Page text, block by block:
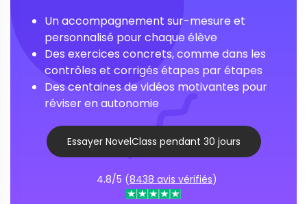
Un accompagnement sur-mesure et
personnalisé pour chaque élève
Des exercices concrets, comme dans les
contrôles et corrigés étapes par étapes
Des centaines de vidéos motivantes pour
réviser en autonomie
Essayer NovelClass pendant 30 jours
4.8/5 (8438 avis vérifiés)